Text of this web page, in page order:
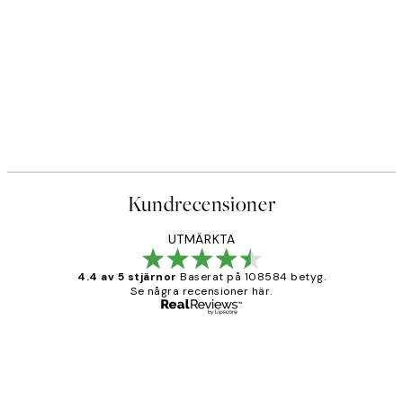
Kundrecensioner
UTMÄRKTA
4.4 av 5 stjärnor Baserat på 108584 betyg.
Se några recensioner här.